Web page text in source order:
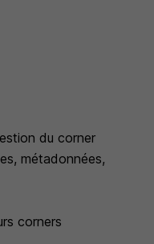
du corner
métadonnées,
corners